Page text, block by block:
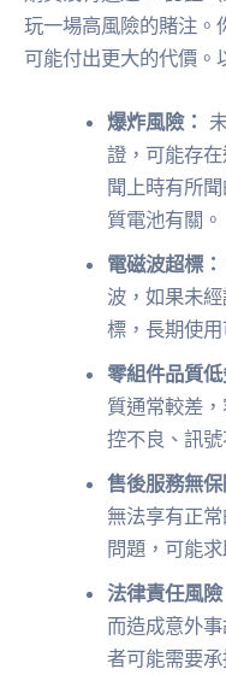
玩一場高風險的賭注。
可能付出更大的代價。
爆炸風險：
證，可能存
聞上時有所
質電池有關。
電磁波超標：
波，如果未
標，長期使
零組件品質低
質通常較差
控不良、訊號
售後服務無保
無法享有正
問題，可能
法律責任風險
而造成意外
者可能需要